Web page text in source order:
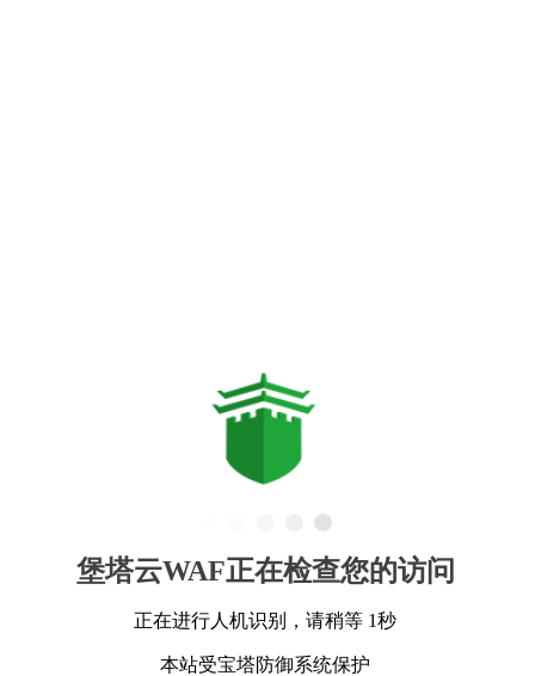
堡塔云WAF正在检查您的访问
正在进行人机识别，请稍等 1秒
本站受宝塔防御系统保护